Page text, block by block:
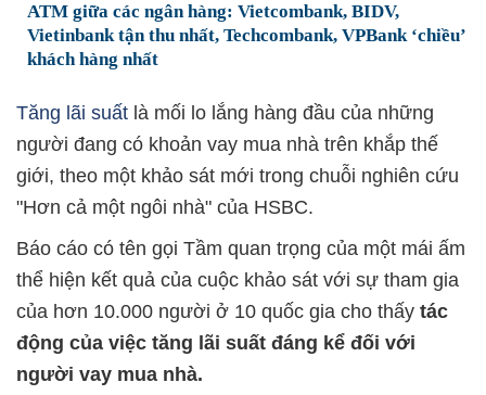
ATM giữa các ngân hàng: Vietcombank, BIDV,
Vietinbank tận thu nhất, Techcombank, VPBank ‘chiều’
khách hàng nhất
Tăng lãi suất là mối lo lắng hàng đầu của những
người đang có khoản vay mua nhà trên khắp thế
giới, theo một khảo sát mới trong chuỗi nghiên cứu
"Hơn cả một ngôi nhà" của HSBC.
Báo cáo có tên gọi Tầm quan trọng của một mái ấm
thể hiện kết quả của cuộc khảo sát với sự tham gia
của hơn 10.000 người ở 10 quốc gia cho thấy tác
động của việc tăng lãi suất đáng kể đối với
người vay mua nhà.